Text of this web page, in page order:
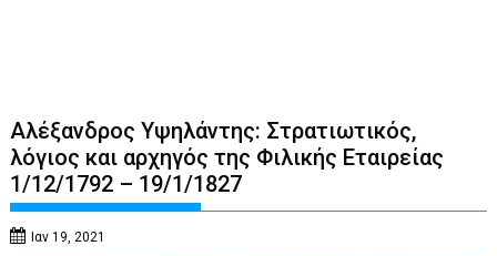
Αλέξανδρος Υψηλάντης: Στρατιωτικός,
λόγιος και αρχηγός της Φιλικής Εταιρείας
1/12/1792 – 19/1/1827
Ιαν 19, 2021